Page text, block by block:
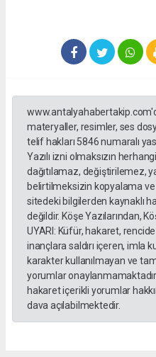
materyaller, resimler, ses
telif hakları 5846 numaralı
Yazılı izni olmaksızın
dağıtılamaz, değiştirilemez,
belirtilmeksizin kopyalama ve
sitedeki bilgilerden kaynaklı
değildir. Köşe Yazılarından,
UYARI: Küfür, hakaret,
inançlara saldırı içeren, imla
karakter kullanılmayan ve
yorumlar
hakaret içerikli yorumlar
dava açılabilmektedir.